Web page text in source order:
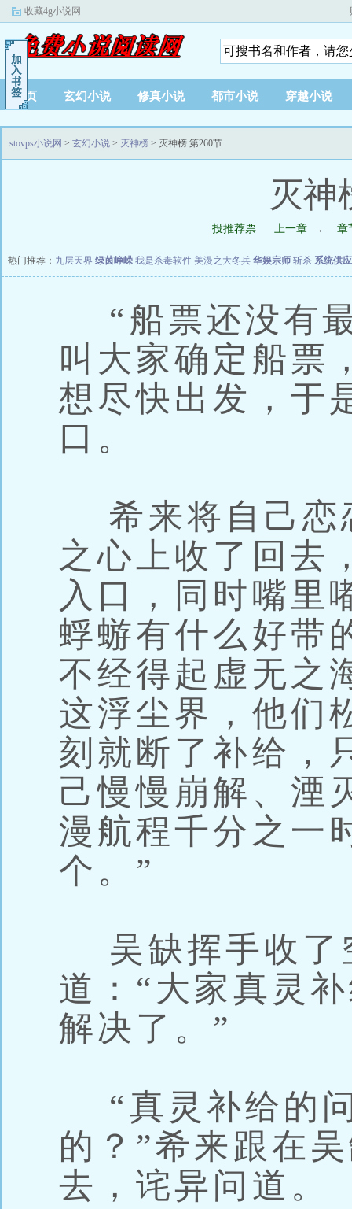
收藏4g小说网
首页 玄幻小说 修真小说 都市小说 穿越小说
stovps小说网 > 玄幻小说 > 灭神榜 > 灭神榜 第260节
灭神
投推荐票 上一章 ← 章
热门推荐： 九层天界 绿茵峥嵘 我是杀毒软件 美漫之大冬兵 华娱宗师 斩杀 系统供
“船票还没有
叫大家确定船票
想尽快出发，于
口。
希来将自己恋
之心上收了回去
入口，同时嘴里
蜉蝣有什么好带
不经得起虚无之
这浮尘界，他们
刻就断了补给，
己慢慢崩解、湮
漫航程千分之一
个。”
吴缺挥手收了
道：“大家真灵
解决了。”
“真灵补给的
的？”希来跟在
去，诧异问道。